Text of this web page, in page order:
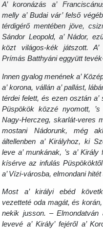
A’ koronázás a’
melly a’ Budai vár’ felső
térdigérő mentében jöve,
Sándor Leopold, a’ Nádor,
közt világos-kék játszott.
Prímás Batthyáni eggyütt tevék-
Innen gyalog menének a’
a’ korona, vállán a’ pallást,
térdei felett, és ezen osztán a’
Püspökök közzé nyomott,
Nagy-Herczeg, skarlát-veres
mostani Nádorunk, még
áltellenben a’ Királyhoz, ki
leve a’ munkának, ’s a’
kísérve az infulás
a’ Vízi-városba, elmondani
Most a’ királyi ebéd
vezetteté oda magát, és
nekik jusson. – Elmondatván
levevé a’ Király’ fejéről a’